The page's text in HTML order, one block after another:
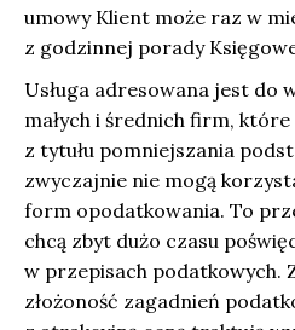
umowy Klient może raz w
z godzinnej porady
Usługa adresowana jest do
małych i średnich firm,
z tytułu pomniejszania
zwyczajnie nie mogą
form opodatkowania. To
chcą zbyt dużo czasu
w przepisach podatkowych.
złożoność zagadnień